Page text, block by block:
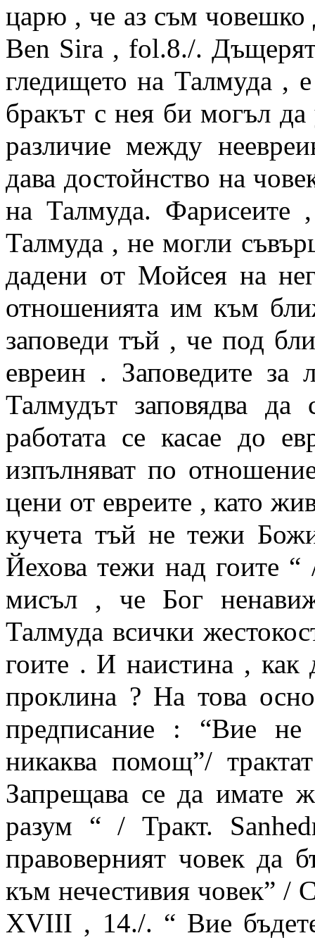
царю , че аз съм човешко
Ben Sira , fol.8./.
гледището на Талмуда ,
бракът с нея би могъл
различие между
дава достойнство на
на Талмуда. Фарисеите
Талмуда , не могли
дадени от Мойсея на
отношенията им към
заповеди тъй , че под
евреин . Заповедите
Талмудът заповядва да
работата се касае до
изпълняват по
цени от евреите , като
кучета тъй не тежи
Йехова тежи над гоите
мисъл , че Бог
Талмуда всички
гоите . И наистина , как
проклина ? На това
предписание : “Вие не
никаква помощ”/
Запрещава се да имате
разум “ / Тракт.
правоверният човек да
към нечестивия човек” /
XVIII , 14./. “ Вие